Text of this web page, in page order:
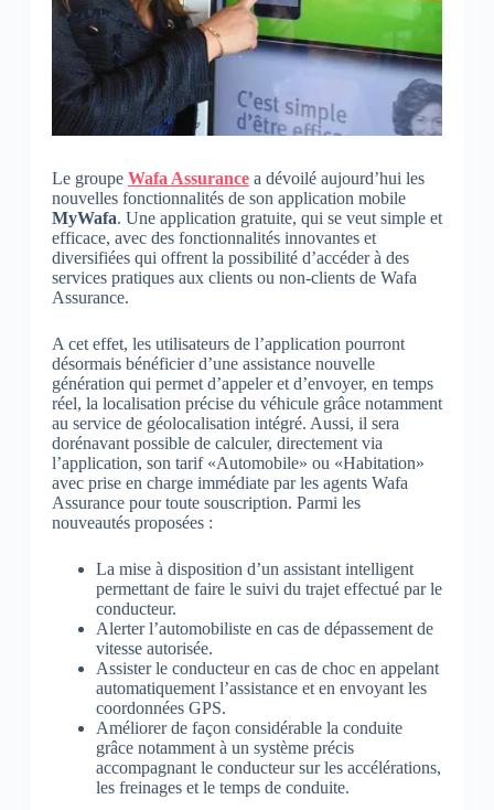
Le groupe Wafa Assurancea dévoilé aujourd’hui les
nouvelles fonctionnalités de son application mobile
MyWafa. Une application gratuite, qui se veut simple et
efficace, avec des fonctionnalités innovantes et
diversifiées qui offrent la possibilité d’accéder à des
services pratiques aux clients ou non-clients de Wafa
Assurance.
A cet effet, les utilisateurs de l’application pourront
désormais bénéficier d’une assistance nouvelle
génération qui permet d’appeler et d’envoyer, en temps
réel, la localisation précise du véhicule grâce notamment
au service de géolocalisation intégré. Aussi, il sera
dorénavant possible de calculer, directement via
l’application, son tarif «Automobile» ou «Habitation»
avec prise en charge immédiate par les agents Wafa
Assurance pour toute souscription. Parmi les
nouveautés proposées :
La mise à disposition d’un assistant intelligent
permettant de faire le suivi du trajet effectué par le
conducteur.
Alerter l’automobiliste en cas de dépassement de
vitesse autorisée.
Assister le conducteur en cas de choc en appelant
automatiquement l’assistance et en envoyant les
coordonnées GPS.
Améliorer de façon considérable la conduite
grâce notamment à un système précis
accompagnant le conducteur sur les accélérations,
les freinages et le temps de conduite.